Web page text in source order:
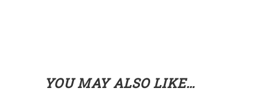
YOU MAY ALSO LIKE…